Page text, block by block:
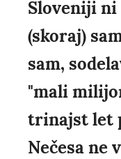
Sloveniji ni
(skoraj)
sam,
"mali
trinajst let
Nečesa ne